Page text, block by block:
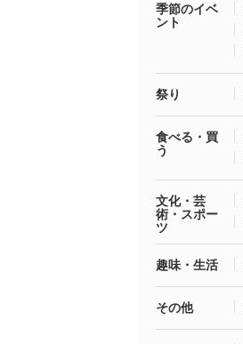
季節のイベ
ント
祭り
食べる・買
う
文化・芸
術・スポー
ツ
趣味・生活
その他